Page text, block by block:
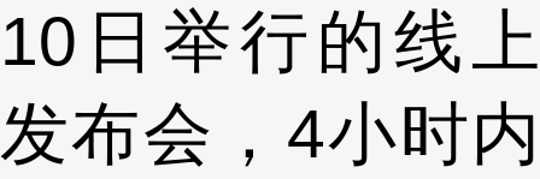
10日举行的线上
发布会，4小时内